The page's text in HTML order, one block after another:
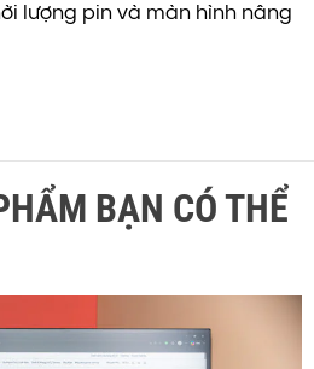
lượng pin và màn hình nâng
BẠN CÓ THỂ